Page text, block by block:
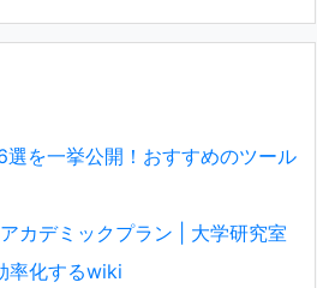
を一挙公開！おすすめのツール
カデミックプラン | 大学研究室
率化するwiki